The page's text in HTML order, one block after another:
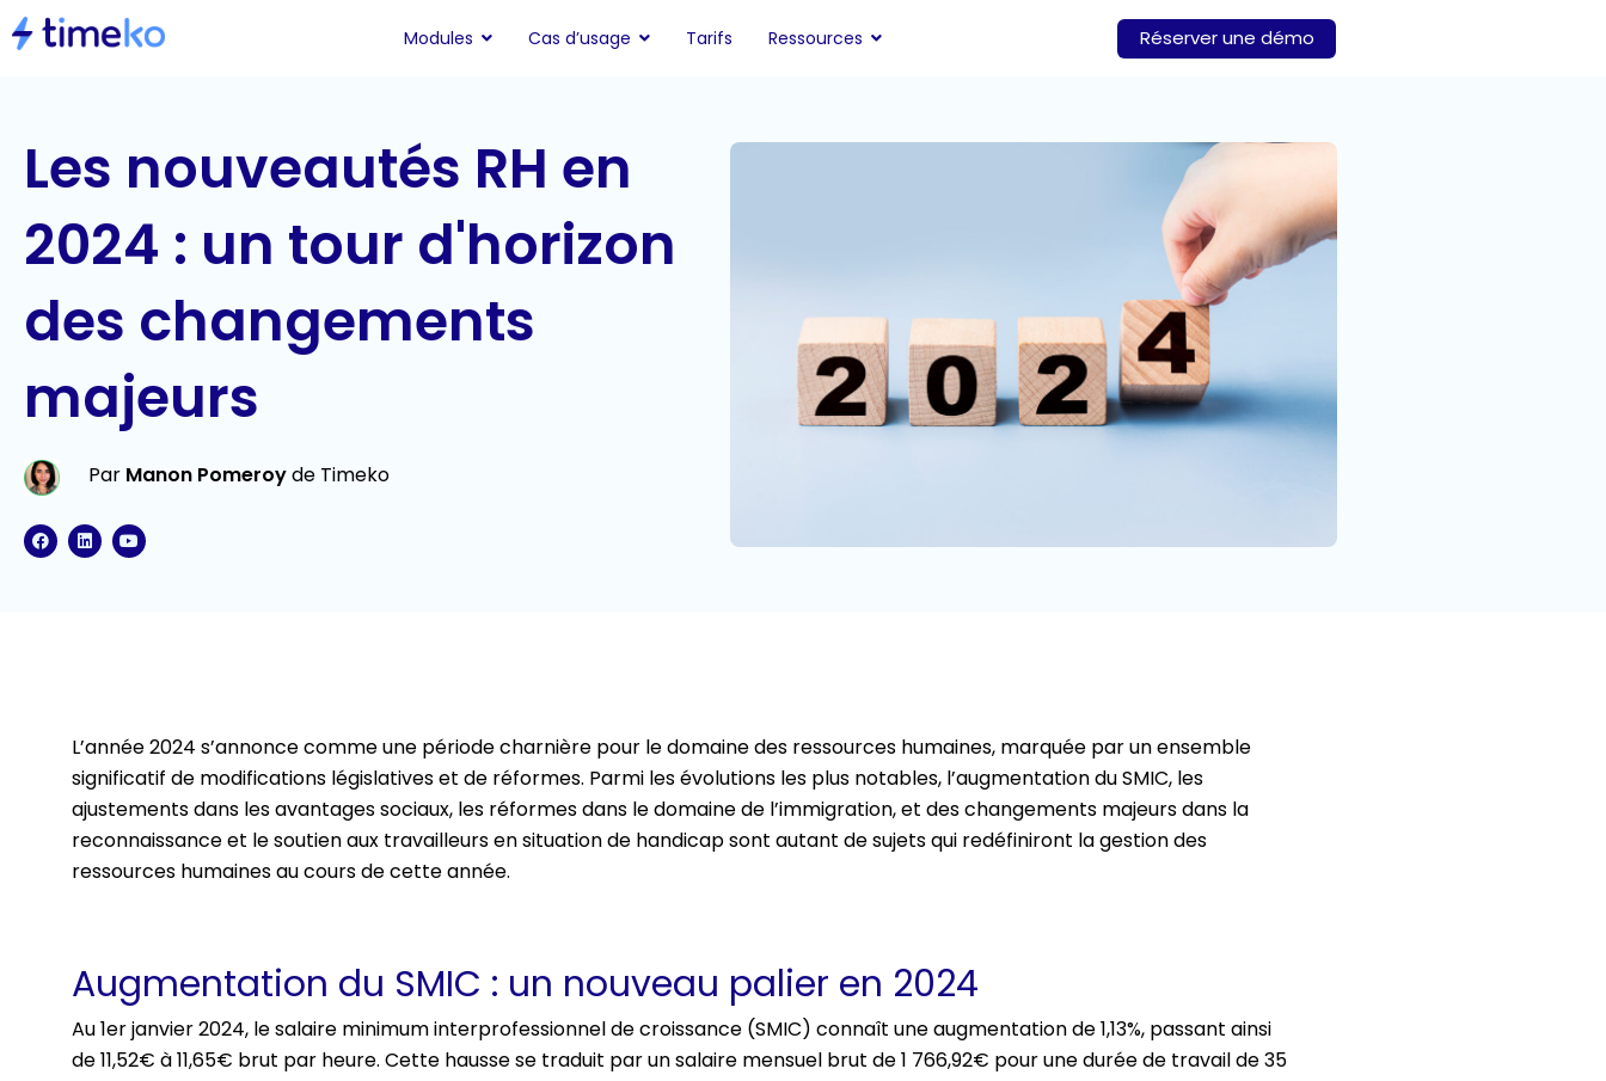
Modules Cas d’usage Tarifs Ressources Réserver une démo
Les nouveautés RH en
2024 : un tour d'horizon
des changements
majeurs
Par Manon Pomeroyde Timeko
F
a
c
L
i
n
Y
o
u
L’année 2024 s’annonce comme une période charnière pour le domaine des ressources humaines, marquée par un ensemble
significatif de modifications législatives et de réformes. Parmi les évolutions les plus notables, l’augmentation du SMIC, les
ajustements dans les avantages sociaux, les réformes dans le domaine de l’immigration, et des changements majeurs dans la
reconnaissance et le soutien aux travailleurs en situation de handicap sont autant de sujets qui redéfiniront la gestion des
ressources humaines au cours de cette année.
Augmentation du SMIC : un nouveau palier en 2024
Au 1er janvier 2024, le salaire minimum interprofessionnel de croissance (SMIC) connaît une augmentation de 1,13%, passant ainsi
de 11,52€ à 11,65€ brut par heure. Cette hausse se traduit par un salaire mensuel brut de 1 766,92€ pour une durée de travail de 35